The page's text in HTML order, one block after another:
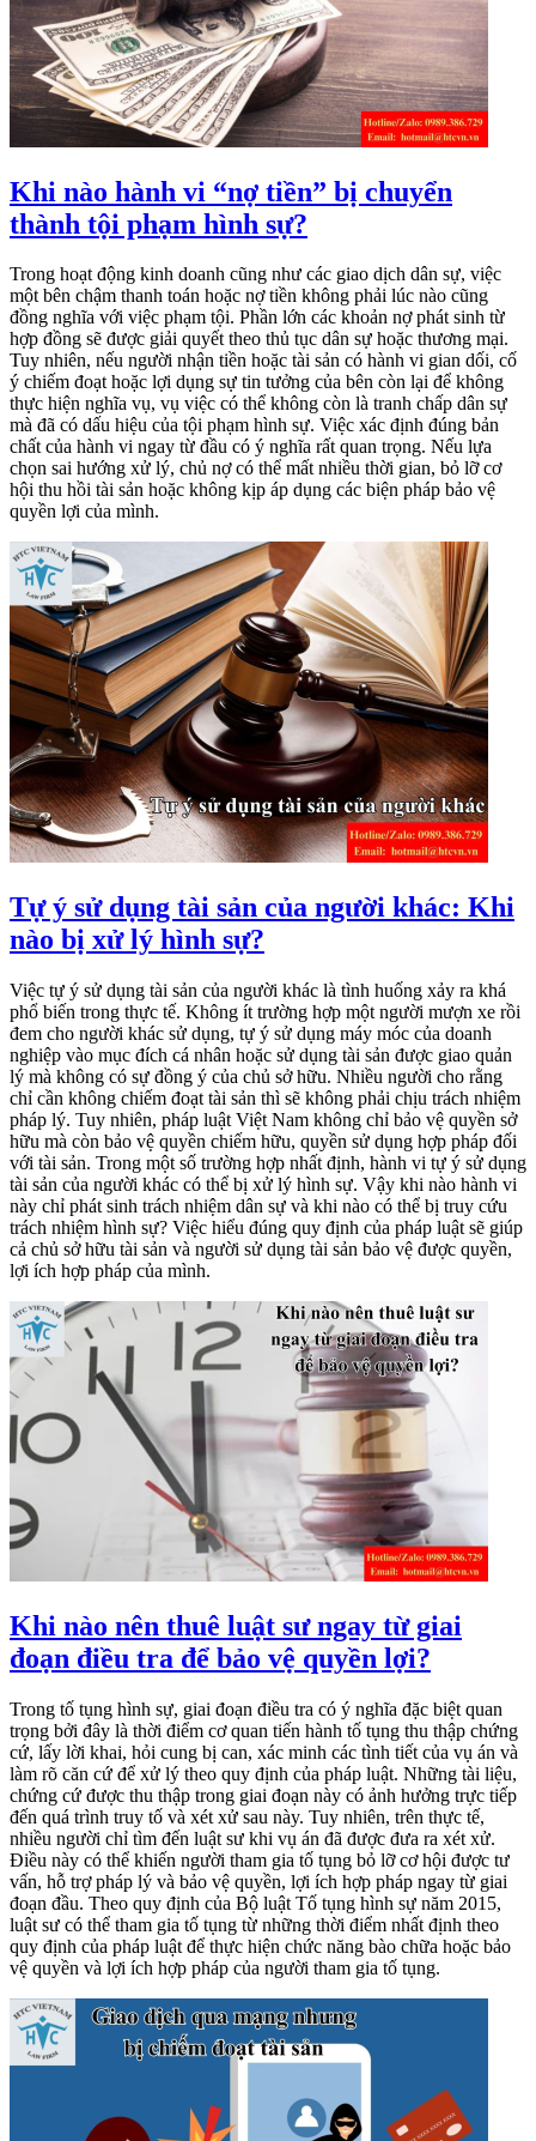
Khi nào hành vi “nợ tiền” bị chuyển
thành tội phạm hình sự?
Trong hoạt động kinh doanh cũng như các giao dịch dân sự, việc
một bên chậm thanh toán hoặc nợ tiền không phải lúc nào cũng
đồng nghĩa với việc phạm tội. Phần lớn các khoản nợ phát sinh từ
hợp đồng sẽ được giải quyết theo thủ tục dân sự hoặc thương mại.
Tuy nhiên, nếu người nhận tiền hoặc tài sản có hành vi gian dối, cố
ý chiếm đoạt hoặc lợi dụng sự tin tưởng của bên còn lại để không
thực hiện nghĩa vụ, vụ việc có thể không còn là tranh chấp dân sự
mà đã có dấu hiệu của tội phạm hình sự. Việc xác định đúng bản
chất của hành vi ngay từ đầu có ý nghĩa rất quan trọng. Nếu lựa
chọn sai hướng xử lý, chủ nợ có thể mất nhiều thời gian, bỏ lỡ cơ
hội thu hồi tài sản hoặc không kịp áp dụng các biện pháp bảo vệ
quyền lợi của mình.
Tự ý sử dụng tài sản của người khác: Khi
nào bị xử lý hình sự?
Việc tự ý sử dụng tài sản của người khác là tình huống xảy ra khá
phổ biến trong thực tế. Không ít trường hợp một người mượn xe rồi
đem cho người khác sử dụng, tự ý sử dụng máy móc của doanh
nghiệp vào mục đích cá nhân hoặc sử dụng tài sản được giao quản
lý mà không có sự đồng ý của chủ sở hữu. Nhiều người cho rằng
chỉ cần không chiếm đoạt tài sản thì sẽ không phải chịu trách nhiệm
pháp lý. Tuy nhiên, pháp luật Việt Nam không chỉ bảo vệ quyền sở
hữu mà còn bảo vệ quyền chiếm hữu, quyền sử dụng hợp pháp đối
với tài sản. Trong một số trường hợp nhất định, hành vi tự ý sử dụng
tài sản của người khác có thể bị xử lý hình sự. Vậy khi nào hành vi
này chỉ phát sinh trách nhiệm dân sự và khi nào có thể bị truy cứu
trách nhiệm hình sự? Việc hiểu đúng quy định của pháp luật sẽ giúp
cả chủ sở hữu tài sản và người sử dụng tài sản bảo vệ được quyền,
lợi ích hợp pháp của mình.
Khi nào nên thuê luật sư ngay từ giai
đoạn điều tra để bảo vệ quyền lợi?
Trong tố tụng hình sự, giai đoạn điều tra có ý nghĩa đặc biệt quan
trọng bởi đây là thời điểm cơ quan tiến hành tố tụng thu thập chứng
cứ, lấy lời khai, hỏi cung bị can, xác minh các tình tiết của vụ án và
làm rõ căn cứ để xử lý theo quy định của pháp luật. Những tài liệu,
chứng cứ được thu thập trong giai đoạn này có ảnh hưởng trực tiếp
đến quá trình truy tố và xét xử sau này. Tuy nhiên, trên thực tế,
nhiều người chỉ tìm đến luật sư khi vụ án đã được đưa ra xét xử.
Điều này có thể khiến người tham gia tố tụng bỏ lỡ cơ hội được tư
vấn, hỗ trợ pháp lý và bảo vệ quyền, lợi ích hợp pháp ngay từ giai
đoạn đầu. Theo quy định của Bộ luật Tố tụng hình sự năm 2015,
luật sư có thể tham gia tố tụng từ những thời điểm nhất định theo
quy định của pháp luật để thực hiện chức năng bào chữa hoặc bảo
vệ quyền và lợi ích hợp pháp của người tham gia tố tụng.